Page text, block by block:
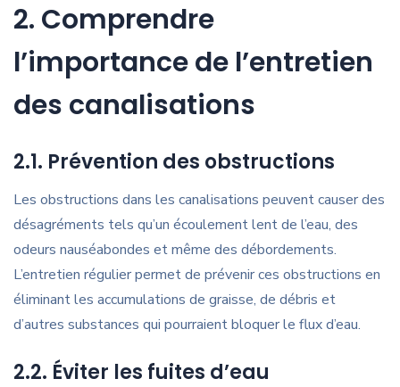
2. Comprendre
l’importance de l’entretien
des canalisations
2.1. Prévention des obstructions
Les obstructions dans les canalisations peuvent causer des
désagréments tels qu’un écoulement lent de l’eau, des
odeurs nauséabondes et même des débordements.
L’entretien régulier permet de prévenir ces obstructions en
éliminant les accumulations de graisse, de débris et
d’autres substances qui pourraient bloquer le flux d’eau.
2.2. Éviter les fuites d’eau